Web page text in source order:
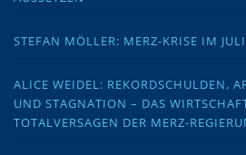
STEFAN MÖLLER: MERZ-KRISE IM JULI
ALICE WEIDEL: REKORDSCHULDEN,
UND STAGNATION – DAS
TOTALVERSAGEN DER MERZ-